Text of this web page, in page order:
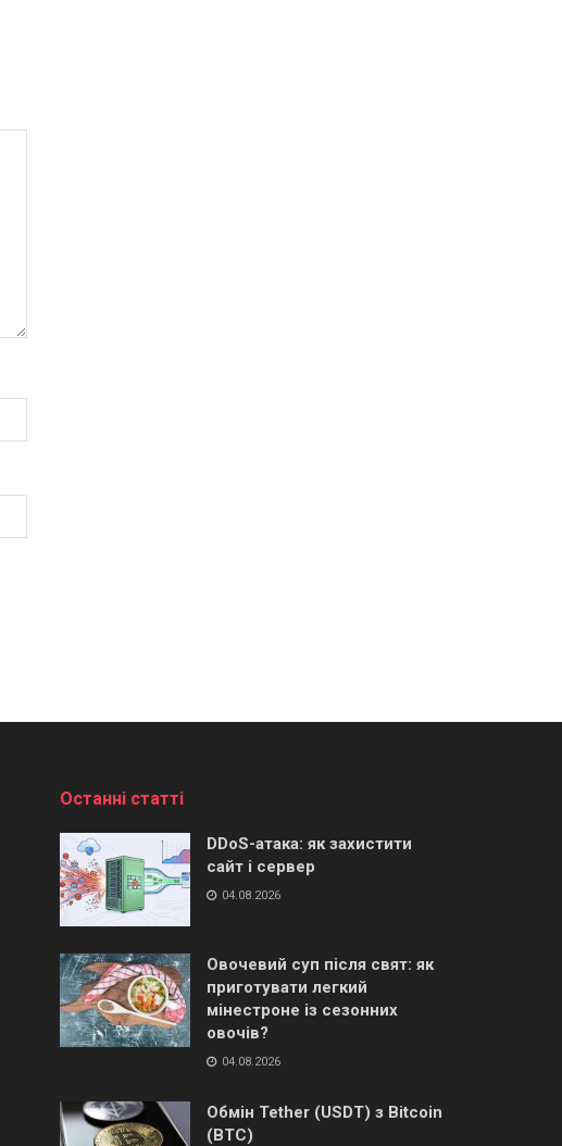
Останні статті
DDoS-атака: як захистити
сайт і сервер
04.08.2026
Овочевий суп після свят: як
приготувати легкий
мінестроне із сезонних
овочів?
04.08.2026
Обмін Tether (USDT) з Bitcoin
(BTC)